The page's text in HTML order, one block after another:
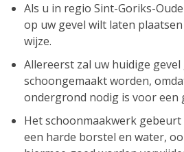
Als u in regio Sint-Goriks-
op uw gevel wilt laten
wijze.
Allereerst zal uw huidige gevel
schoongemaakt worden,
ondergrond nodig is voor een
Het schoonmaakwerk
een harde borstel en water,